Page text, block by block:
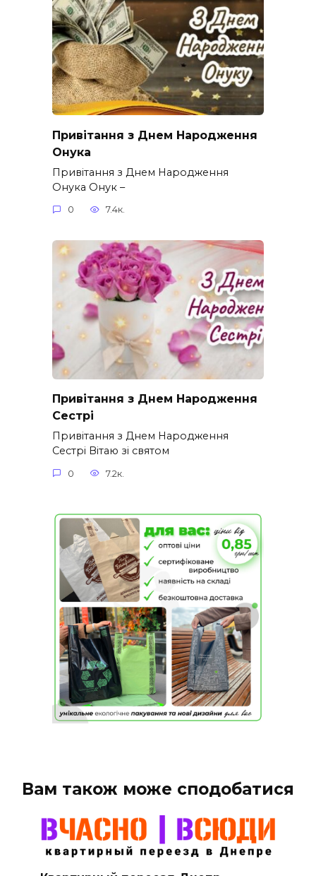
Привітання з Днем Народження
Онука
Привітання з Днем Народження
Онука Онук –
0 7.4к.
Привітання з Днем Народження
Сестрі
Привітання з Днем Народження
Сестрі Вітаю зі святом
0 7.2к.
Вам також може сподобатися